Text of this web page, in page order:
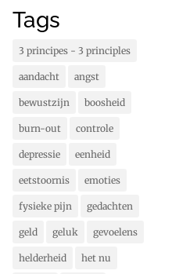
Tags
3 principes - 3 principles
aandacht angst
bewustzijn boosheid
burn-out controle
depressie eenheid
eetstoornis emoties
fysieke pijn gedachten
geld geluk gevoelens
helderheid het nu